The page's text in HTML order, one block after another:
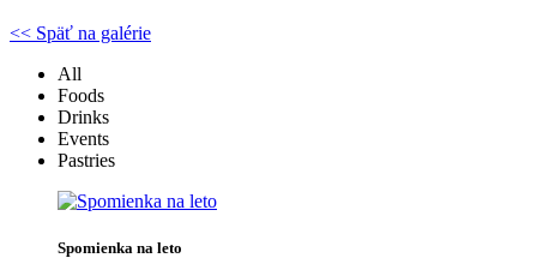
<< Späť na galérie
All
Foods
Drinks
Events
Pastries
Spomienka na leto